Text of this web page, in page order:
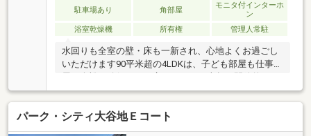
駐車場あり 角部屋
モニタ付インターホ
ン
浴室乾燥機
所有権 管理人常駐
水回りも全室の壁・床も一新され、心地よくお過ごし
いただけます90平米超の4LDKは、子ども部屋も仕事部
ルコニーは、家族の憩いや洗濯干しに重宝します南西
向きの明るいリビングで、夕方まで陽差しを感じなが
ら団らんを楽しめます2階のお部屋なので、階段での
スムーズな出入りや下階への配慮も安心です常駐管理
パーク・シティ大谷地Ｅコート